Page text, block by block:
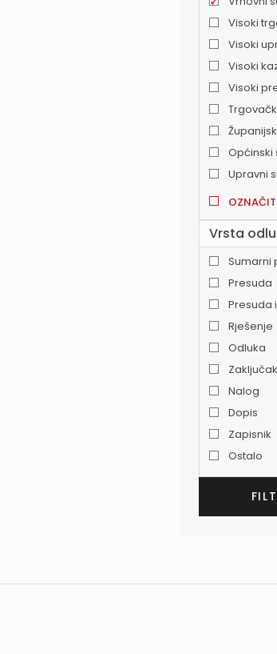
Visoki
Visoki
Visoki
Visoki
Općinski
Upravni
Vrsta
Sumarni
Presuda
Presuda
Rješenje
Odluka
Zaključak
Nalog
Dopis
Zapisnik
Ostalo